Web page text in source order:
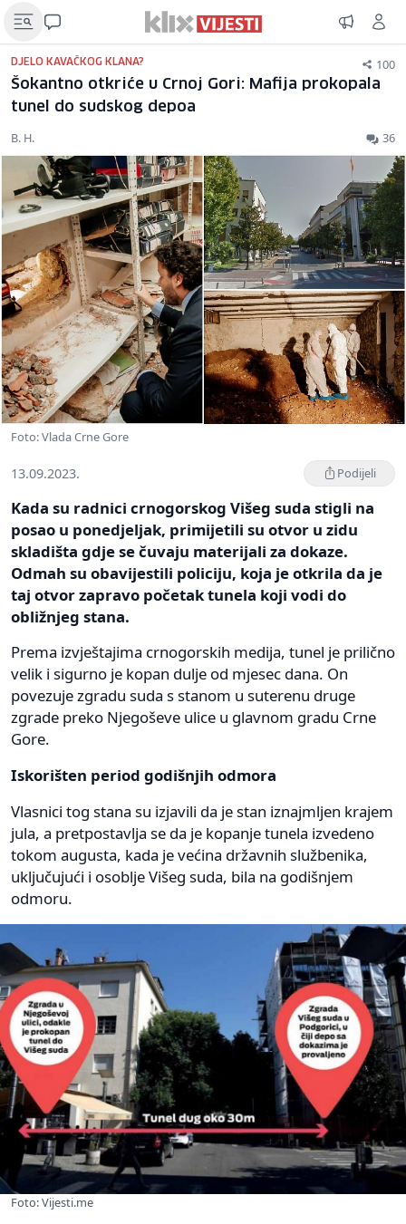
DJELO KAVAČKOG KLANA? 100
Šokantno otkriće u Crnoj Gori: Mafija prokopala
tunel do sudskog depoa
B. H. 36
Foto: Vlada Crne Gore
13.09.2023. Podijeli
Kada su radnici crnogorskog Višeg suda stigli na
posao u ponedjeljak, primijetili su otvor u zidu
skladišta gdje se čuvaju materijali za dokaze.
Odmah su obavijestili policiju, koja je otkrila da je
taj otvor zapravo početak tunela koji vodi do
obližnjeg stana.
Prema izvještajima crnogorskih medija, tunel je prilično
velik i sigurno je kopan dulje od mjesec dana. On
povezuje zgradu suda s stanom u suterenu druge
zgrade preko Njegoševe ulice u glavnom gradu Crne
Gore.
Iskorišten period godišnjih odmora
Vlasnici tog stana su izjavili da je stan iznajmljen krajem
jula, a pretpostavlja se da je kopanje tunela izvedeno
tokom augusta, kada je većina državnih službenika,
uključujući i osoblje Višeg suda, bila na godišnjem
odmoru.
Foto: Vijesti.me